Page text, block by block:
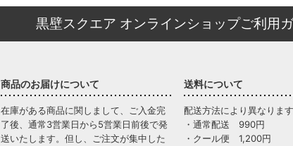
黒壁スクエア オンラインショップご利用
商品のお届けについて
在庫がある商品に関しまして、ご入金完
了後、通常3営業日から5営業日前後で発
送いたします。但し、ご注文が集中した
送料について
配送方法により異なります
・通常配送 990円
・クール便 1,200円